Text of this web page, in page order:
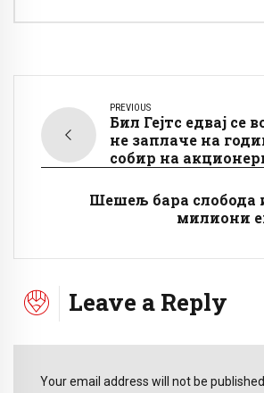
PREVIOUS
Бил Гејтс едвај се
не заплаче на
собир на
Шешељ бара слобода
милиони
Leave a Reply
Your email address will not be